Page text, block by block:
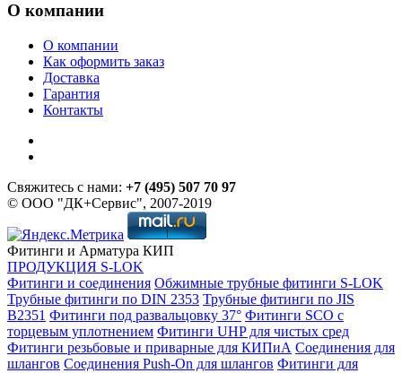
О компании
О компании
Как оформить заказ
Доставка
Гарантия
Контакты
Свяжитесь с нами: +7 (495) 507 70 97
© ООО "ДК+Сервис", 2007-2019
Фитинги и Арматура КИП
ПРОДУКЦИЯ S-LOK
Фитинги и соединения Обжимные трубные фитинги S-LOK
Трубные фитинги по DIN 2353 Трубные фитинги по JIS
B2351 Фитинги под развальцовку 37° Фитинги SCO с
торцевым уплотнением Фитинги UHP для чистых сред
Фитинги резьбовые и приварные для КИПиА Соединения для
шлангов Соединения Push-On для шлангов Фитинги для